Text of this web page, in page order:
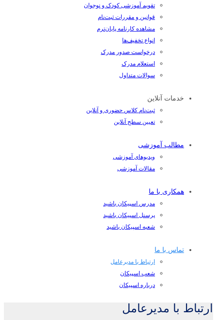
تقویم آموزشی کودک و نوجوان
قوانین و مقررات ثبت‌نام
مشاهده کارنامه پایان‌ترم
انواع تخفیف‌ها
درخواست صدور مدرک
استعلام مدرک
سوالات متداول
خدمات آنلاین
ثبت‌نام کلاس حضوری و آنلاین
تعیین سطح آنلاین
مطالب آموزشی
ویدیوهای آموزشی
مقالات آموزشی
همکاری با ما
مدرس اسپیکان باشید
پرسنل اسپیکان باشید
شعبه اسپیکان باشید
تماس با ما
ارتباط با مدیرعامل
شعب اسپیکان
درباره اسپیکان
ارتباط با مدیرعامل